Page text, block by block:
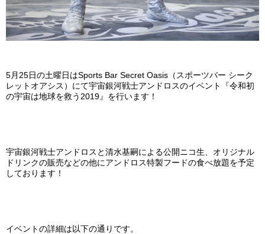
5月 25日の土曜日はSports Bar Secret Oasis （スポーツバー シーク
レットオアシス）にて宇宙銀河戦士アンドロスのイベント『令和初
の宇宙は地球を救う 2019』を行います！
宇宙銀河戦士アンドロスと清水基嗣による公開ニコ生、オリジナル
ドリンクの販売などの他にアンドロス特製フードの食べ放題を予定
しております！
イベントの詳細は以下の通りです。